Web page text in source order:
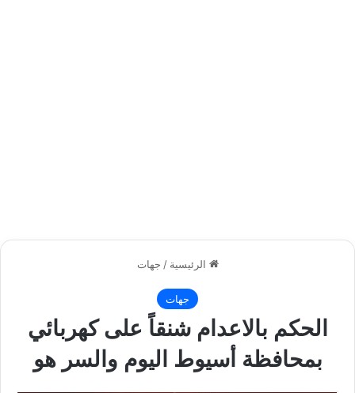
الرئيسية / جهات
جهات
الحكم بالاعدام شنقاً على كهربائي
بمحافظة أسيوط اليوم والسر هو